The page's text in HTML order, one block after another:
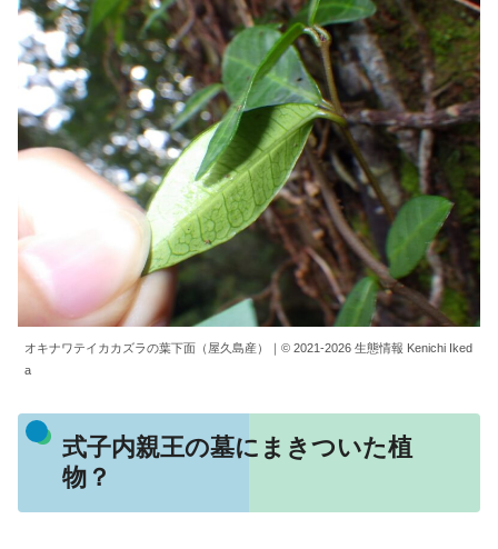
オキナワテイカカズラの葉下面（屋久島産）｜© 2021-2026 生態情報 Kenichi Iked
a
式子内親王の墓にまきついた植
物？